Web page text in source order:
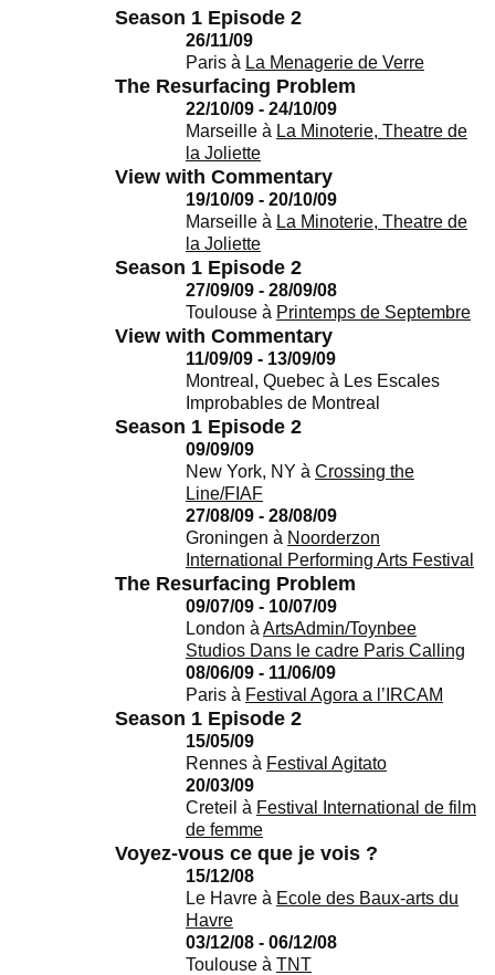
Season 1 Episode 2
26/11/09
Paris à La Menagerie de Verre
The Resurfacing Problem
22/10/09 - 24/10/09
Marseille à La Minoterie, Theatre de
la Joliette
View with Commentary
19/10/09 - 20/10/09
Marseille à La Minoterie, Theatre de
la Joliette
Season 1 Episode 2
27/09/09 - 28/09/08
Toulouse à Printemps de Septembre
View with Commentary
11/09/09 - 13/09/09
Montreal, Quebec à Les Escales
Improbables de Montreal
Season 1 Episode 2
09/09/09
New York, NY à Crossing the
Line/FIAF
27/08/09 - 28/08/09
Groningen à Noorderzon
International Performing Arts Festival
The Resurfacing Problem
09/07/09 - 10/07/09
London à ArtsAdmin/Toynbee
Studios Dans le cadre Paris Calling
08/06/09 - 11/06/09
Paris à Festival Agora a l’IRCAM
Season 1 Episode 2
15/05/09
Rennes à Festival Agitato
20/03/09
Creteil à Festival International de film
de femme
Voyez-vous ce que je vois ?
15/12/08
Le Havre à Ecole des Baux-arts du
Havre
03/12/08 - 06/12/08
Toulouse à TNT